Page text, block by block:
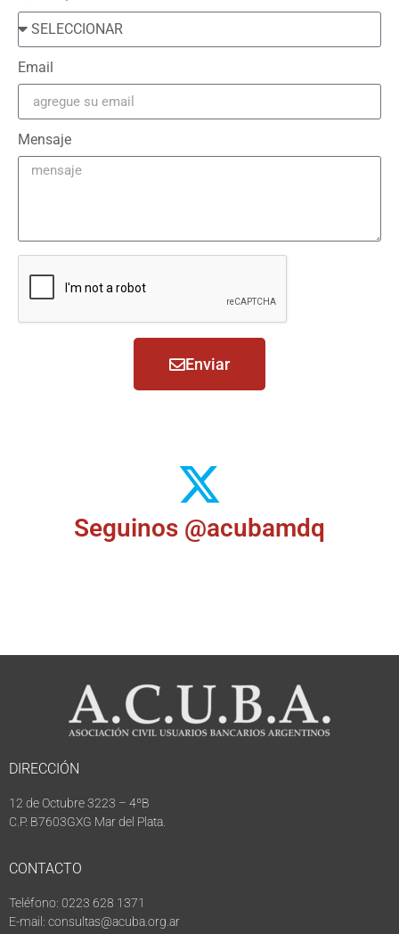
Email
Mensaje
Enviar
Seguinos @acubamdq
DIRECCIÓN
12 de Octubre 3223 – 4ºB
C.P. B7603GXG Mar del Plata.
CONTACTO
Teléfono: 0223 628 1371
E-mail: consultas@acuba.org.ar